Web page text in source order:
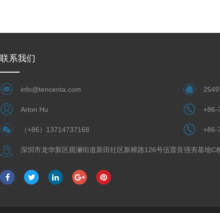
联系我们
info@tencenta.com
Arton Hu +86-
（+86）13714737168 +86-
深圳市龙华新区观澜街道新田社区新樟路126号伍晋良强夯基地C